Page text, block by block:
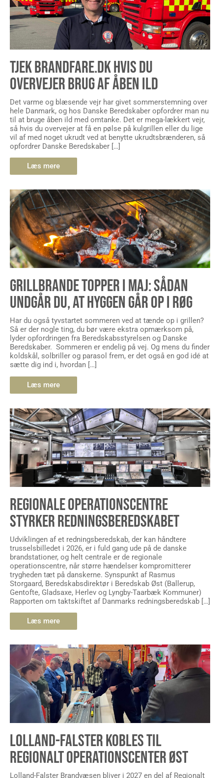
TJEK BRANDFARE.DK HVIS DU
OVERVEJER BRUG AF ÅBEN ILD
Det varme og blæsende vejr har givet sommerstemning over
hele Danmark, og hos Danske Beredskaber opfordrer man nu
til at bruge åben ild med omtanke. Det er mega-lækkert vejr,
så hvis du overvejer at få en pølse på kulgrillen eller du lige
vil af med noget ukrudt ved at benytte ukrudtsbrænderen, så
opfordrer Danske Beredskaber […]
Læs mere
GRILLBRANDE TOPPER I MAJ: SÅDAN
UNDGÅR DU, AT HYGGEN GÅR OP I RØG
Har du også tyvstartet sommeren ved at tænde op i grillen?
Så er der nogle ting, du bør være ekstra opmærksom på,
lyder opfordringen fra Beredskabsstyrelsen og Danske
Beredskaber. Sommeren er endelig på vej. Og mens du finder
koldskål, solbriller og parasol frem, er det også en god idé at
sætte dig ind i, hvordan […]
Læs mere
REGIONALE OPERATIONSCENTRE
STYRKER REDNINGSBEREDSKABET
Udviklingen af et redningsberedskab, der kan håndtere
trusselsbilledet i 2026, er i fuld gang ude på de danske
brandstationer, og helt centrale er de regionale
operationscentre, når større hændelser kompromitterer
trygheden tæt på danskerne. Synspunkt af Rasmus
Storgaard, Beredskabsdirektør i Beredskab Øst (Ballerup,
Gentofte, Gladsaxe, Herlev og Lyngby-Taarbæk Kommuner)
Rapporten om taktskiftet af Danmarks redningsberedskab […]
Læs mere
LOLLAND-FALSTER KOBLES TIL
REGIONALT OPERATIONSCENTER ØST
Lolland-Falster Brandvæsen bliver i 2027 en del af Regionalt